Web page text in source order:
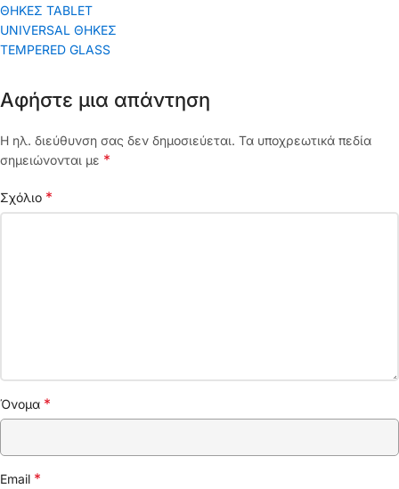
ΘΗΚΕΣ TABLET
UNIVERSAL ΘΗΚΕΣ
TEMPERED GLASS
Αφήστε μια απάντηση
Η ηλ. διεύθυνση σας δεν δημοσιεύεται. Τα υποχρεωτικά πεδία
σημειώνονται με *
Σχόλιο *
Όνομα *
Email *